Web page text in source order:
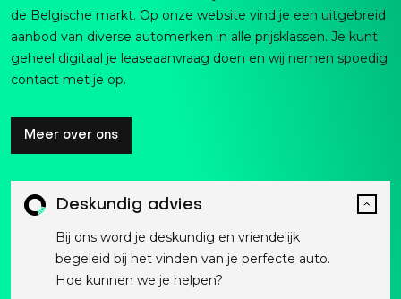
de Belgische markt. Op onze website vind je een uitgebreid
aanbod van diverse automerken in alle prijsklassen. Je kunt
geheel digitaal je leaseaanvraag doen en wij nemen spoedig
contact met je op.
Meer over ons
Deskundig advies
Bij ons word je deskundig en vriendelijk
begeleid bij het vinden van je perfecte auto.
Hoe kunnen we je helpen?